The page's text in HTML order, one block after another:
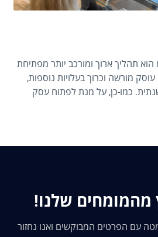
תהליך ארוך ומורכב יותר מפתיחת
מורשה וכרוך בעלויות נוספות,
כמו-כן, על מנת לפתוח עסק
מהמומחים שלנו!
עם הפרטים המבוקשים ואנו נחזור